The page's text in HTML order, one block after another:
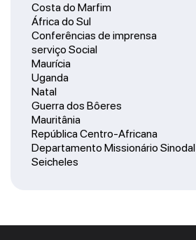
Costa do Marfim
África do Sul
Conferências de imprensa
serviço Social
Maurícia
Uganda
Natal
Guerra dos Bôeres
Mauritânia
República Centro-Africana
Departamento Missionário Sinodal
Seicheles